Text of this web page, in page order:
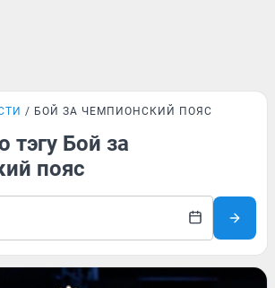
БОЙ ЗА ЧЕМПИОНСКИЙ ПОЯС
тэгу Бой за
пояс